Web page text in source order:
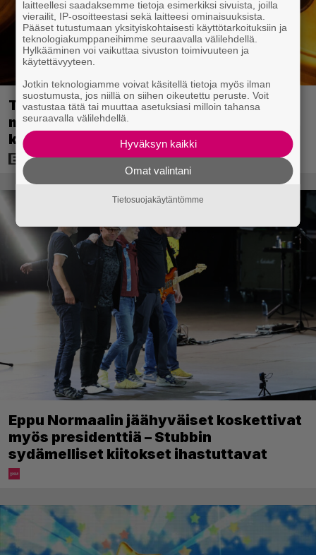
Tänään tv:ssä: Vuoden 2023
megaelokuva luottaa Jason Stathamin
karismaan
Eppu Normaalin jäähyväiset koskettivat
myös presidenttiä – Stubbin
sydämelliset kiitokset ihastuttavat
laitteellesi saadaksemme tietoja esimerkiksi sivuista, joilla
vierailit, IP-osoitteestasi sekä laitteesi ominaisuuksista.
Pääset tutustumaan yksityiskohtaisesti käyttötarkoituksiin ja
teknologiakumppaneihimme seuraavalla välilehdellä.
Hylkääminen voi vaikuttaa sivuston toimivuuteen ja
käytettävyyteen.
Jotkin teknologiamme voivat käsitellä tietoja myös ilman
suostumusta, jos niillä on siihen oikeutettu peruste. Voit
vastustaa tätä tai muuttaa asetuksiasi milloin tahansa
seuraavalla välilehdellä.
Hyväksyn kaikki
Omat valintani
Tietosuojakäytäntömme